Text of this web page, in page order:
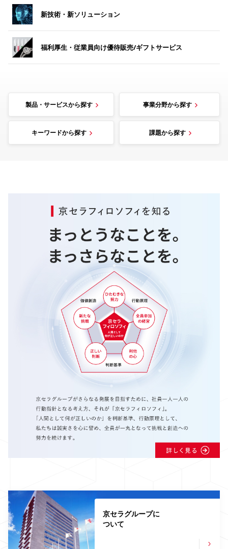
新技術・新ソリューション
福利厚生・従業員向け優待販売/ギフトサービス
製品・サービスから探す 事業分野から探す
キーワードから探す 課題から探す
京セラグループに
ついて